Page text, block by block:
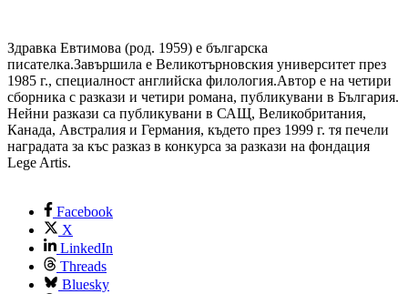
Здравка Евтимова (род. 1959) е българска
писателка.Завършила е Великотърновския университет през
1985 г., специалност английска филология.Автор е на четири
сборника с разкази и четири романа, публикувани в България.
Нейни разкази са публикувани в САЩ, Великобритания,
Канада, Австралия и Германия, където през 1999 г. тя печели
наградата за къс разказ в конкурса за разкази на фондация
Lege Artis.
Facebook
X
LinkedIn
Threads
Bluesky